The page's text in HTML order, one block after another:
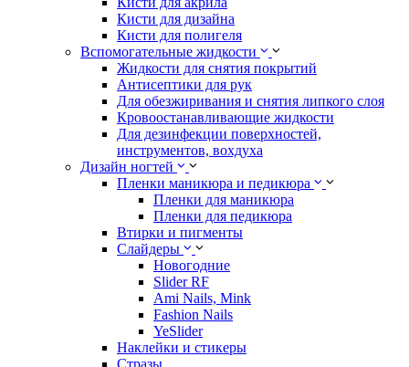
Кисти для дизайна
Кисти для полигеля
Вспомогательные жидкости
Жидкости для снятия покрытий
Антисептики для рук
Для обезжиривания и снятия липкого слоя
Кровоостанавливающие жидкости
Для дезинфекции поверхностей,
инструментов, вохдуха
Дизайн ногтей
Пленки маникюра и педикюра
Пленки для маникюра
Пленки для педикюра
Втирки и пигменты
Слайдеры
Новогодние
Slider RF
Ami Nails, Mink
Fashion Nails
YeSlider
Наклейки и стикеры
Стразы